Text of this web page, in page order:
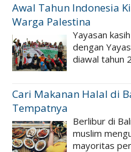
Awal Tahun Indonesia
Warga Palestina
Yayasan
dengan
diawal tahun
Cari Makanan Halal di
Tempatnya
Berlibur di
muslim
mayoritas